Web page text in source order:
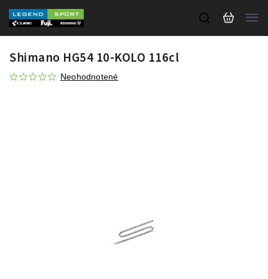
Shimano HG54 10-KOLO 116cl
Neohodnotené